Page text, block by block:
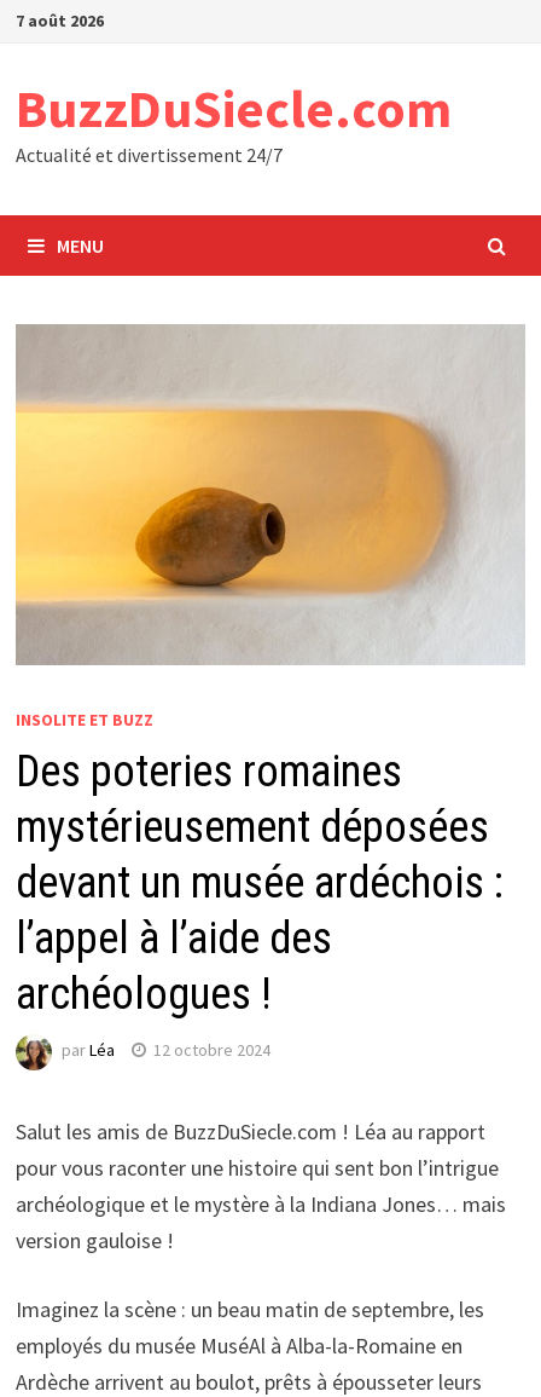
Passer
7 août 2026
BuzzDuSiecle.com
Actualité et divertissement 24/7
MENU
INSOLITE ET BUZZ
Des poteries romaines
mystérieusement déposées
devant un musée ardéchois :
l’appel à l’aide des
archéologues !
parLéa 12 octobre 2024
Salut les amis de BuzzDuSiecle.com ! Léa au rapport
pour vous raconter une histoire qui sent bon l’intrigue
archéologique et le mystère à la Indiana Jones… mais
version gauloise !
Imaginez la scène : un beau matin de septembre, les
employés du musée MuséAl à Alba-la-Romaine en
Ardèche arrivent au boulot, prêts à épousseter leurs